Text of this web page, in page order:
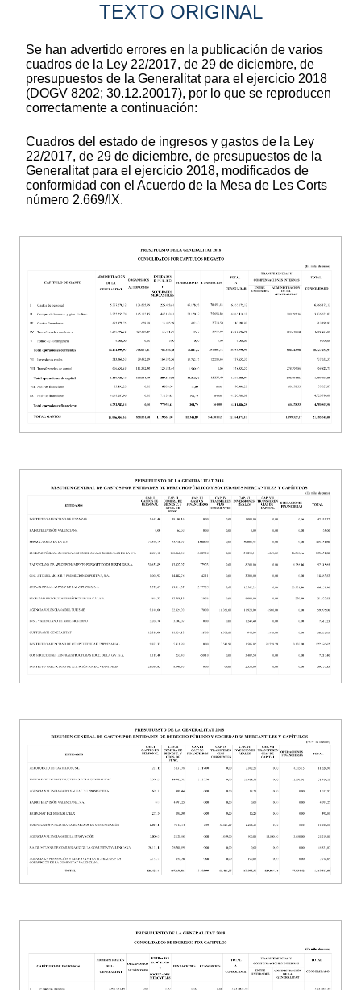
TEXTO ORIGINAL
Se han advertido errores en la publicación de varios
cuadros de la Ley 22/2017, de 29 de diciembre, de
presupuestos de la Generalitat para el ejercicio 2018
(DOGV 8202; 30.12.20017), por lo que se reproducen
correctamente a continuación:
Cuadros del estado de ingresos y gastos de la Ley
22/2017, de 29 de diciembre, de presupuestos de la
Generalitat para el ejercicio 2018, modificados de
conformidad con el Acuerdo de la Mesa de Les Corts
número 2.669/IX.